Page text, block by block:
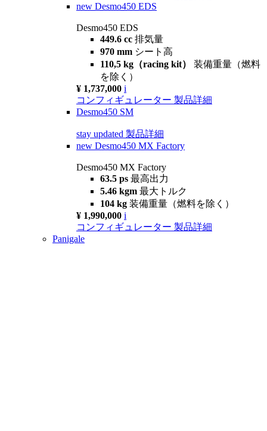
new Desmo450 EDS
Desmo450 EDS
449.6 cc 排気量
970 mm シート高
110,5 kg（racing kit） 装備重量（燃料
を除く）
¥ 1,737,000 i
コンフィギュレーター 製品詳細
Desmo450 SM
stay updated 製品詳細
new Desmo450 MX Factory
Desmo450 MX Factory
63.5 ps 最高出力
5.46 kgm 最大トルク
104 kg 装備重量（燃料を除く）
¥ 1,990,000 i
コンフィギュレーター 製品詳細
Panigale